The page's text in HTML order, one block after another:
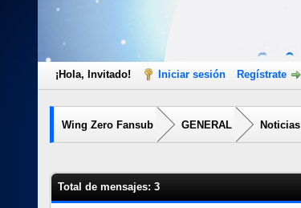
¡Hola, Invitado! Iniciar sesión Regístrate
Wing Zero Fansub GENERAL Noticias
Total de mensajes: 3